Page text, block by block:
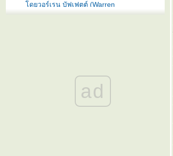
ดยวอร์เรน บัฟเฟตต์ (Warren
ดอกเบี้ยสูง 3% ต่อปี
บลจ. ทิสโก้ เปิดเสนอขาย “กองทุน
เปิด ทิสโก้ เจแปน อิควิตี้ ทริกเกอร์
8% #2” วันที่ 2- 9 ม.ค. 2557
ad